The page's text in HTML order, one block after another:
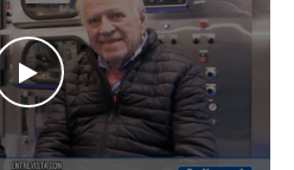
WATCH THE VIDEO